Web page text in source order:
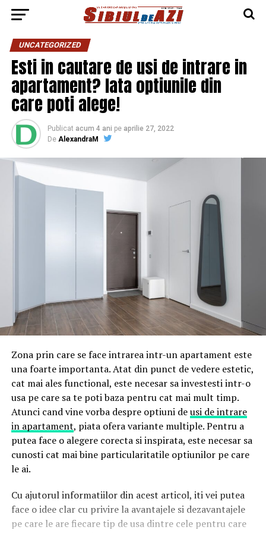
UNCATEGORIZED
Esti in cautare de usi de intrare in
apartament? Iata optiunile din
care poti alege!
Publicat acum 4 ani pe aprilie 27, 2022
De AlexandraM
Zona prin care se face intrarea intr-un apartament este
una foarte importanta. Atat din punct de vedere estetic,
cat mai ales functional, este necesar sa investesti intr-o
usa pe care sa te poti baza pentru cat mai mult timp.
Atunci cand vine vorba despre optiuni deusi de intrare
in apartament, piata ofera variante multiple. Pentru a
putea face o alegere corecta si inspirata, este necesar sa
cunosti cat mai bine particularitatile optiunilor pe care
le ai.
Cu ajutorul informatiilor din acest articol, iti vei putea
face o idee clar cu privire la avantajele si dezavantajele
pe care le are fiecare tip de usa dintre cele pentru care